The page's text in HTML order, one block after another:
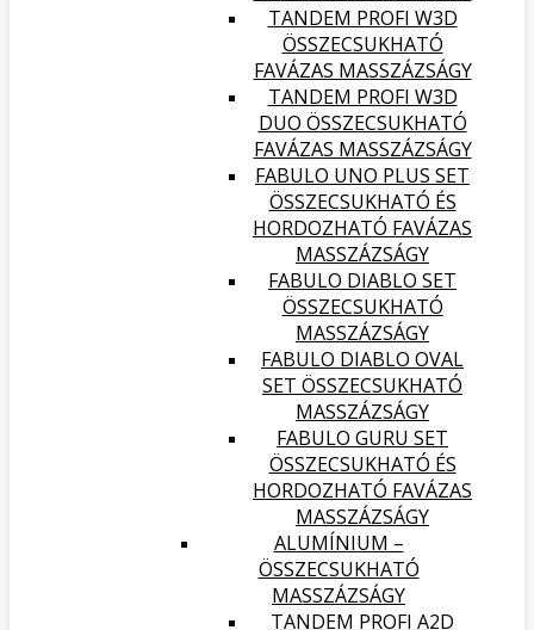
TANDEM PROFI W3D
ÖSSZECSUKHATÓ
FAVÁZAS MASSZÁZSÁGY
TANDEM PROFI W3D
DUO ÖSSZECSUKHATÓ
FAVÁZAS MASSZÁZSÁGY
FABULO UNO PLUS SET
ÖSSZECSUKHATÓ ÉS
HORDOZHATÓ FAVÁZAS
MASSZÁZSÁGY
FABULO DIABLO SET
ÖSSZECSUKHATÓ
MASSZÁZSÁGY
FABULO DIABLO OVAL
SET ÖSSZECSUKHATÓ
MASSZÁZSÁGY
FABULO GURU SET
ÖSSZECSUKHATÓ ÉS
HORDOZHATÓ FAVÁZAS
MASSZÁZSÁGY
ALUMÍNIUM –
ÖSSZECSUKHATÓ
MASSZÁZSÁGY
TANDEM PROFI A2D